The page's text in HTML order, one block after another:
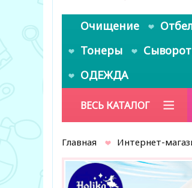
Очищение
Тонеры
ОДЕЖДА
ВЕСЬ КАТАЛОГ
Главная Интернет-